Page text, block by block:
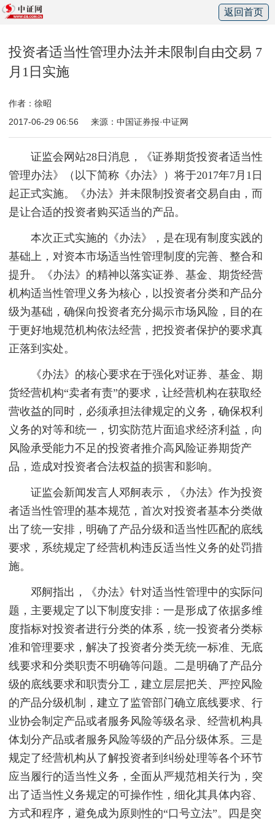
返回首页
投资者适当性管理办法并未限制自由交易 7
月1日实施
作者：徐昭
2017-06-29 06:56
来源：中国证券报·中证网
证监会网站28日消息，《证券期货投资者适当性
管理办法》（以下简称《办法》）将于2017年7月1日
起正式实施。《办法》并未限制投资者交易自由，而
是让合适的投资者购买适当的产品。
本次正式实施的《办法》，是在现有制度实践的
基础上，对资本市场适当性管理制度的完善、整合和
提升。《办法》的精神以落实证券、基金、期货经营
机构适当性管理义务为核心，以投资者分类和产品分
级为基础，确保向投资者充分揭示市场风险，目的在
于更好地规范机构依法经营，把投资者保护的要求真
正落到实处。
《办法》的核心要求在于强化对证券、基金、期
货经营机构“卖者有责”的要求，让经营机构在获取经
营收益的同时，必须承担法律规定的义务，确保权利
义务的对等和统一，切实防范片面追求经济利益，向
风险承受能力不足的投资者推介高风险证券期货产
品，造成对投资者合法权益的损害和影响。
证监会新闻发言人邓舸表示，《办法》作为投资
者适当性管理的基本规范，首次对投资者基本分类做
出了统一安排，明确了产品分级和适当性匹配的底线
要求，系统规定了经营机构违反适当性义务的处罚措
施。
邓舸指出，《办法》针对适当性管理中的实际问
题，主要规定了以下制度安排：一是形成了依据多维
度指标对投资者进行分类的体系，统一投资者分类标
准和管理要求，解决了投资者分类无统一标准、无底
线要求和分类职责不明确等问题。二是明确了产品分
级的底线要求和职责分工，建立层层把关、严控风险
的产品分级机制，建立了监管部门确立底线要求、行
业协会制定产品或者服务风险等级名录、经营机构具
体划分产品或者服务风险等级的产品分级体系。三是
规定了经营机构从了解投资者到纠纷处理等各个环节
应当履行的适当性义务，全面从严规范相关行为，突
出了适当性义务规定的可操作性，细化其具体内容、
方式和程序，避免成为原则性的“口号立法”。四是突